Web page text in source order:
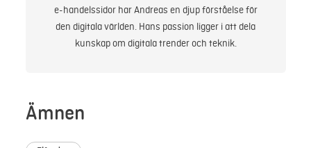
e-handelssidor har Andreas en djup förståelse för
den digitala världen. Hans passion ligger i att dela
kunskap om digitala trender och teknik.
Ämnen